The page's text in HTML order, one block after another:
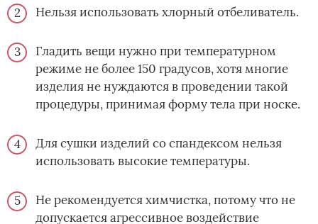
Нельзя использовать хлорный отбеливатель.
Гладить вещи нужно при температурном
режиме не более 150 градусов, хотя многие
изделия не нуждаются в проведении такой
процедуры, принимая форму тела при носке.
Для сушки изделий со спандексом нельзя
использовать высокие температуры.
Не рекомендуется химчистка, потому что не
допускается агрессивное воздействие